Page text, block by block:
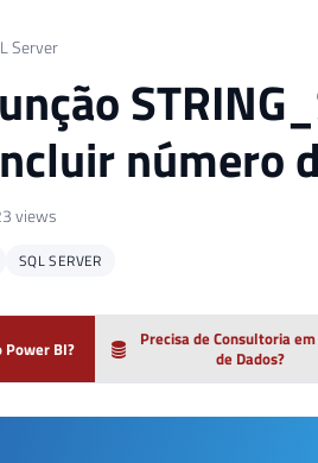
Server
número
views
SQL SERVER
Power BI?
Precisa de Consultoria
de Dados?